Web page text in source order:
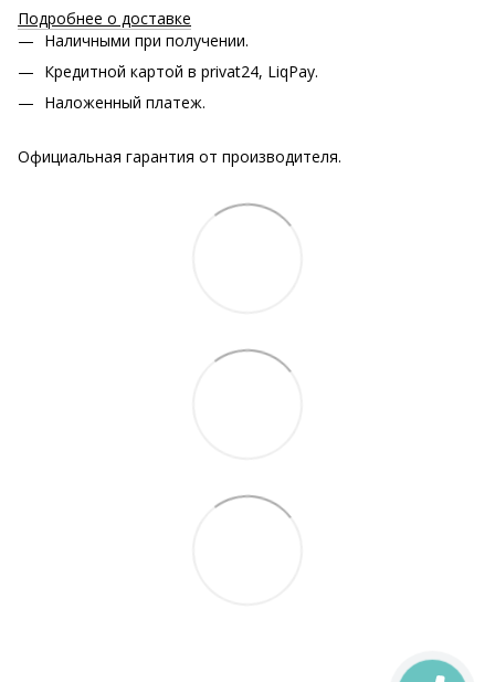
Подробнее о доставке
Наличными при получении.
Кредитной картой в privat24, LiqPay.
Наложенный платеж.
Официальная гарантия от производителя.